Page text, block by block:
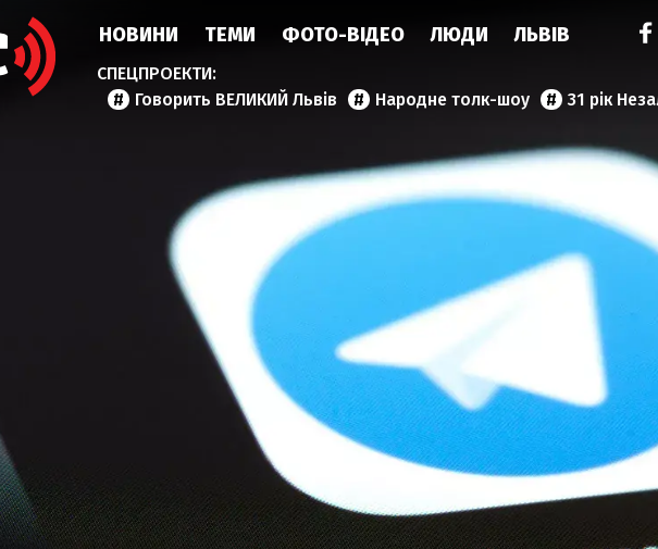
НОВИНИ ТЕМИ ФОТО-ВІДЕО ЛЮДИ ЛЬВІВ
Говорить ВЕЛИКИЙ Львів Народне толк-шоу 31 рік